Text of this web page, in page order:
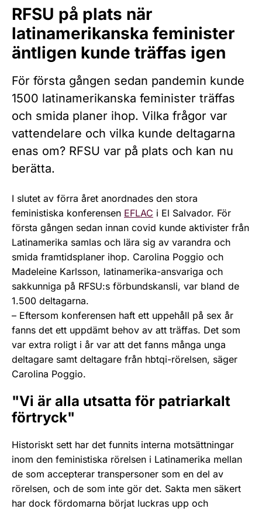
RFSU på plats när
latinamerikanska feminister
äntligen kunde träffas igen
För första gången sedan pandemin kunde
1500 latinamerikanska feminister träffas
och smida planer ihop. Vilka frågor var
vattendelare och vilka kunde deltagarna
enas om? RFSU var på plats och kan nu
berätta.
I slutet av förra året anordnades den stora
feministiska konferensen EFLAC i El Salvador. För
första gången sedan innan covid kunde aktivister från
Latinamerika samlas och lära sig av varandra och
smida framtidsplaner ihop. Carolina Poggio och
Madeleine Karlsson, latinamerika-ansvariga och
sakkunniga på RFSU:s förbundskansli, var bland de
1.500 deltagarna.
– Eftersom konferensen haft ett uppehåll på sex år
fanns det ett uppdämt behov av att träffas. Det som
var extra roligt i år var att det fanns många unga
deltagare samt deltagare från hbtqi-rörelsen, säger
Carolina Poggio.
"Vi är alla utsatta för patriarkalt
förtryck"
Historiskt sett har det funnits interna motsättningar
inom den feministiska rörelsen i Latinamerika mellan
de som accepterar transpersoner som en del av
rörelsen, och de som inte gör det. Sakta men säkert
har dock fördomarna börjat luckras upp och